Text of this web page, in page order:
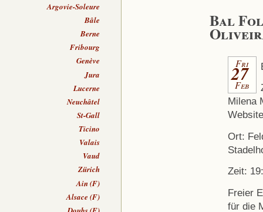
Bal
Fri
27
Feb
Milena
Ort:
Zeit:
Freier
für die
Argovie-Soleure
Bâle
Berne
Fribourg
Genève
Jura
Lucerne
Neuchâtel
St-Gall
Ticino
Valais
Vaud
Zürich
Ain (F)
Alsace (F)